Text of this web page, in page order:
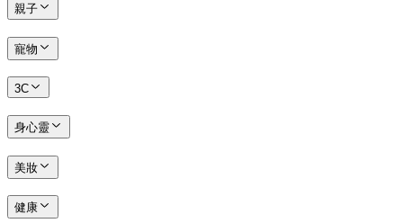
親子
寵物
3C
身心靈
美妝
健康